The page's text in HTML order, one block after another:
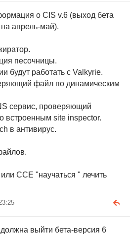
о CIS v.6 (выход бета
апрель-май).
песочницы.
будут работать с Valkyrie.
файл по динамическим
сервис, проверяющий
встроенным site inspector.
в антивирус.
CCE "научаться " лечить
выйти бета-версия 6